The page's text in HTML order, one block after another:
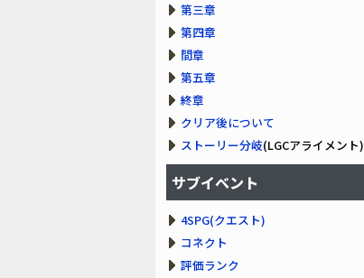
第三章
第四章
間章
第五章
終章
クリア後について
ストーリー分岐(LGCアライメント)
サブイベント
4SPG(クエスト)
コネクト
評価ランク